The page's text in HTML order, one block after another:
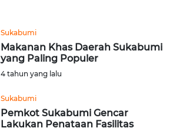
Sukabumi
Makanan Khas Daerah Sukabumi
yang Paling Populer
4 tahun yang lalu
Sukabumi
Pemkot Sukabumi Gencar
Lakukan Penataan Fasilitas